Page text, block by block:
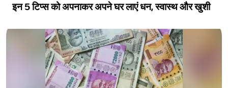
इन 5 टिप्स को अपनाकर अपने घर लाएं धन, स्वास्थ और खुशी